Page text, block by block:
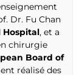
Dr. Fu Chan
Hospital, et a
chirurgie
Board of
réalisé des